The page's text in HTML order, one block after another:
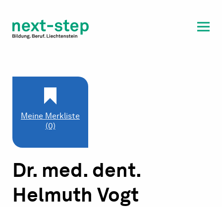
Beratung & Unterstützung
Dr. med. dent.
Helmuth Vogt
Meine Merkliste
(0)